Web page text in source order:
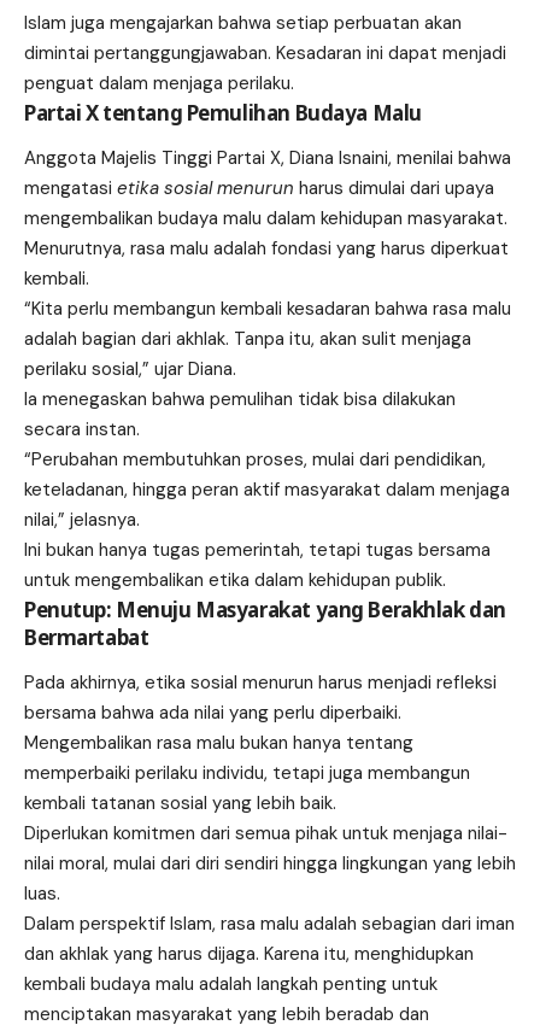
Islam juga mengajarkan bahwa setiap perbuatan akan
dimintai pertanggungjawaban. Kesadaran ini dapat menjadi
penguat dalam menjaga perilaku.
Partai X tentang Pemulihan Budaya Malu
Anggota Majelis Tinggi Partai X, Diana Isnaini, menilai bahwa
mengatasi etika sosial menurun harus dimulai dari upaya
mengembalikan budaya malu dalam kehidupan masyarakat.
Menurutnya, rasa malu adalah fondasi yang harus diperkuat
kembali.
“Kita perlu membangun kembali kesadaran bahwa rasa malu
adalah bagian dari akhlak. Tanpa itu, akan sulit menjaga
perilaku sosial,” ujar Diana.
Ia menegaskan bahwa pemulihan tidak bisa dilakukan
secara instan.
“Perubahan membutuhkan proses, mulai dari pendidikan,
keteladanan, hingga peran aktif masyarakat dalam menjaga
nilai,” jelasnya.
Ini bukan hanya tugas pemerintah, tetapi tugas bersama
untuk mengembalikan etika dalam kehidupan publik.
Penutup: Menuju Masyarakat yang Berakhlak dan
Bermartabat
Pada akhirnya, etika sosial menurun harus menjadi refleksi
bersama bahwa ada nilai yang perlu diperbaiki.
Mengembalikan rasa malu bukan hanya tentang
memperbaiki perilaku individu, tetapi juga membangun
kembali tatanan sosial yang lebih baik.
Diperlukan komitmen dari semua pihak untuk menjaga nilai-
nilai moral, mulai dari diri sendiri hingga lingkungan yang lebih
luas.
Dalam perspektif Islam, rasa malu adalah sebagian dari iman
dan akhlak yang harus dijaga. Karena itu, menghidupkan
kembali budaya malu adalah langkah penting untuk
menciptakan masyarakat yang lebih beradab dan